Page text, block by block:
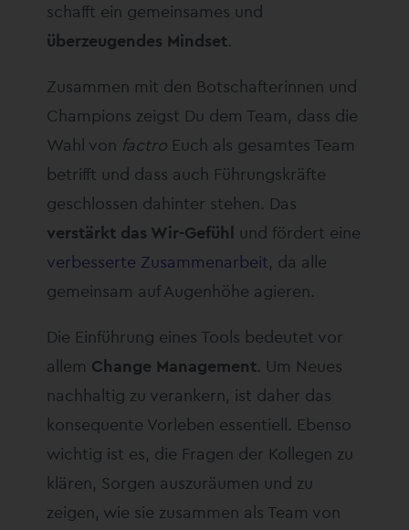
schafft ein gemeinsames und
überzeugendes Mindset.
Zusammen mit den Botschafterinnen und
Champions zeigst Du dem Team, dass die
Wahl von factro Euch als gesamtes Team
betrifft und dass auch Führungskräfte
geschlossen dahinter stehen. Das
verstärkt das Wir-Gefühl und fördert eine
verbesserte Zusammenarbeit, da alle
gemeinsam auf Augenhöhe agieren.
Die Einführung eines Tools bedeutet vor
allem Change Management. Um Neues
nachhaltig zu verankern, ist daher das
konsequente Vorleben essentiell. Ebenso
wichtig ist es, die Fragen der Kollegen zu
klären, Sorgen auszuräumen und zu
zeigen, wie sie zusammen als Team von